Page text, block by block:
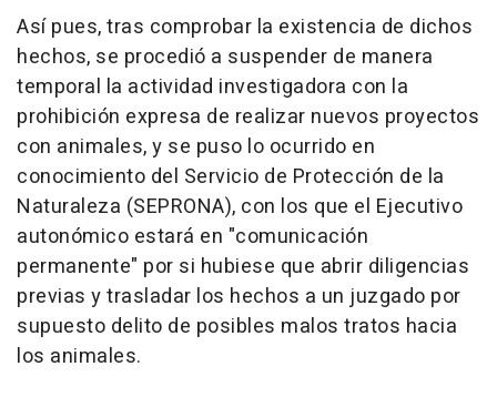
Así pues, tras comprobar la existencia de dichos
hechos, se procedió a suspender de manera
temporal la actividad investigadora con la
prohibición expresa de realizar nuevos proyectos
con animales, y se puso lo ocurrido en
conocimiento del Servicio de Protección de la
Naturaleza (SEPRONA), con los que el Ejecutivo
autonómico estará en "comunicación
permanente" por si hubiese que abrir diligencias
previas y trasladar los hechos a un juzgado por
supuesto delito de posibles malos tratos hacia
los animales.